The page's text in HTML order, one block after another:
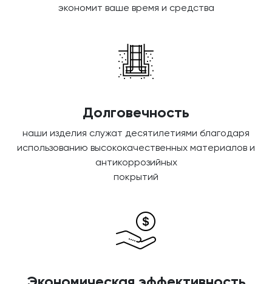
экономит ваше время и средства
Долговечность
наши изделия служат десятилетиями благодаря
использованию высококачественных материалов и
антикоррозийных
покрытий